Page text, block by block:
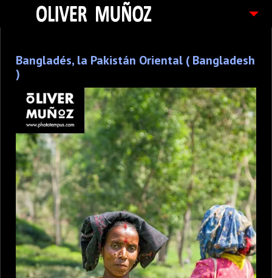
FOTOGRAFIAS
PEDIDOS
Bangladés, la Pakistán Oriental ( Bangladesh
)